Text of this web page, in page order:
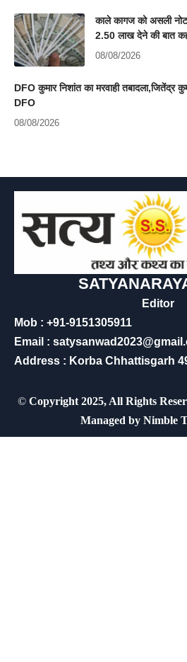
काले कागज को असली
2.50 लाख देने की बात
08/08/2026
DFO कुमार निशांत का मरवाही तबादला,जितेंद्र
DFO
08/08/2026
Editor
Mob : +91-9151305911
Email :
Address : Korba Chhattisgarh
© Copyright 2025, All Rights
Managed by Nimble